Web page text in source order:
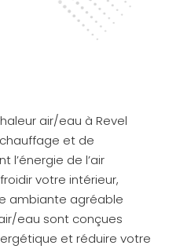
air/eau à Revel
et de
l’énergie de l’air
votre intérieur,
ambiante agréable
eau sont conçues
et réduire votre